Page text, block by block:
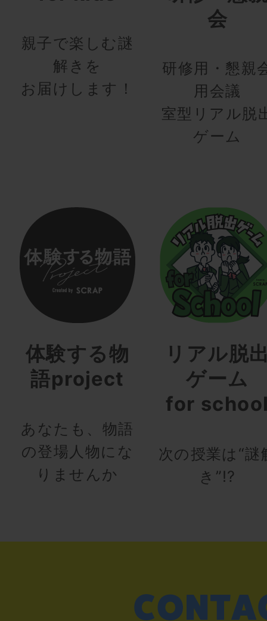
親子で楽しむ謎
解きを
お届けします！
会
研修用・懇親
用会議
室型リアル脱
ゲーム
体験する物
語project
あなたも、物語
の登場人物にな
りませんか
リアル脱
ゲーム
for
次の授業は“謎
き”!?